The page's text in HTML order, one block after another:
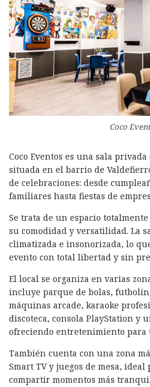
Coco
Coco Eventos es una sala
situada en el barrio de
de celebraciones: desde
familiares hasta fiestas de
Se trata de un espacio
su comodidad y versatilidad. La
climatizada e insonorizada, lo
evento con total libertad y sin
El local se organiza en varias
incluye parque de bolas,
máquinas arcade, karaoke
discoteca, consola PlayStation y
ofreciendo entretenimiento para
También cuenta con una zona
Smart TV y juegos de mesa, ideal
compartir momentos más